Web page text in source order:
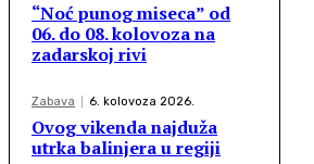
“Noć punog miseca” od
06. do 08. kolovoza na
zadarskoj rivi
Zabava 6. kolovoza 2026.
Ovog vikenda najduža
utrka balinjera u regiji